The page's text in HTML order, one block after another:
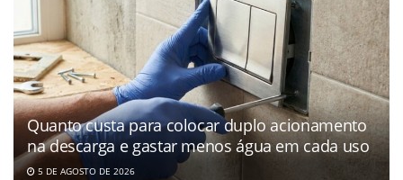
Quanto custa para colocar duplo acionamento
na descarga e gastar menos água em cada uso
5 DE AGOSTO DE 2026